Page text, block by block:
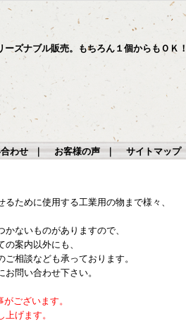
ーズナブル販売。もちろん１個からもＯＫ！
わせ｜ お客様の声｜ サイトマップ
ために使用する工業用の物まで様々、
ないものがありますので、
案内以外にも、
相談なども承っております。
問い合わせ下さい。
ございます。
げます。